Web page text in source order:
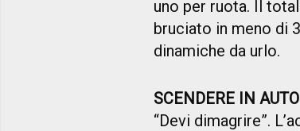
uno per ruota. Il
bruciato in meno di
dinamiche da urlo.
SCENDERE IN AUTO
“Devi dimagrire”.